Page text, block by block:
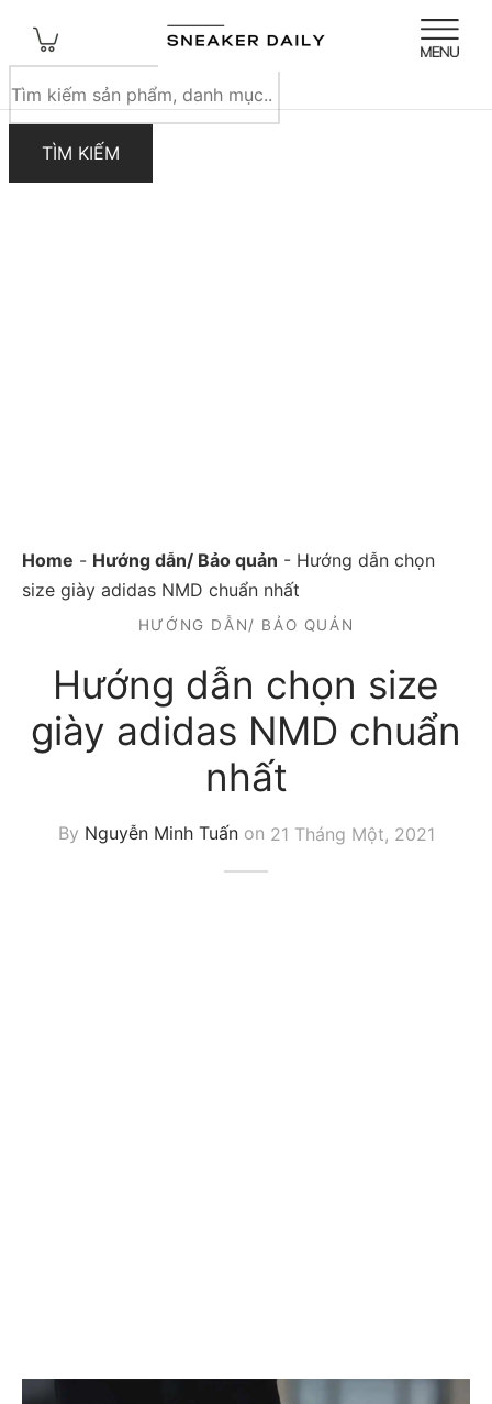
kiếm
TÌM KIẾM
Home - Hướng dẫn/ Bảo quản - Hướng dẫn chọn
size giày adidas NMD chuẩn nhất
HƯỚNG DẪN/ BẢO QUẢN
Hướng dẫn chọn size
giày adidas NMD chuẩn
nhất
By Nguyễn Minh Tuấnon 21 Tháng Một, 2021